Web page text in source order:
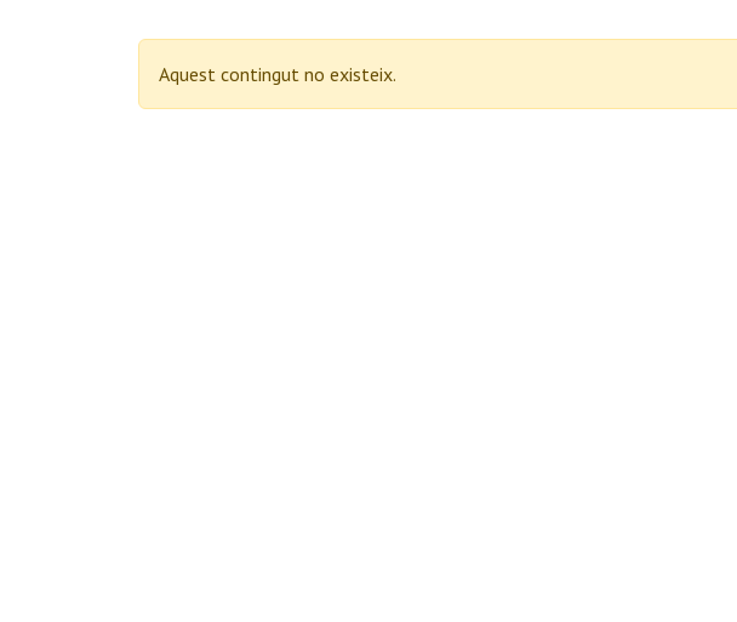
Aquest contingut no existeix.